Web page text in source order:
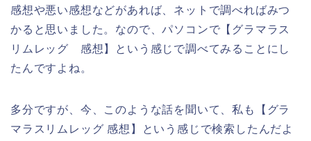
感想や悪い感想などがあれば、ネットで調べればみつ
かると思いました。なので、パソコンで【グラマラス
リムレッグ 感想】という感じで調べてみることにし
たんですよね。
多分ですが、今、このような話を聞いて、私も【グラ
マラスリムレッグ 感想】という感じで検索したんだよ